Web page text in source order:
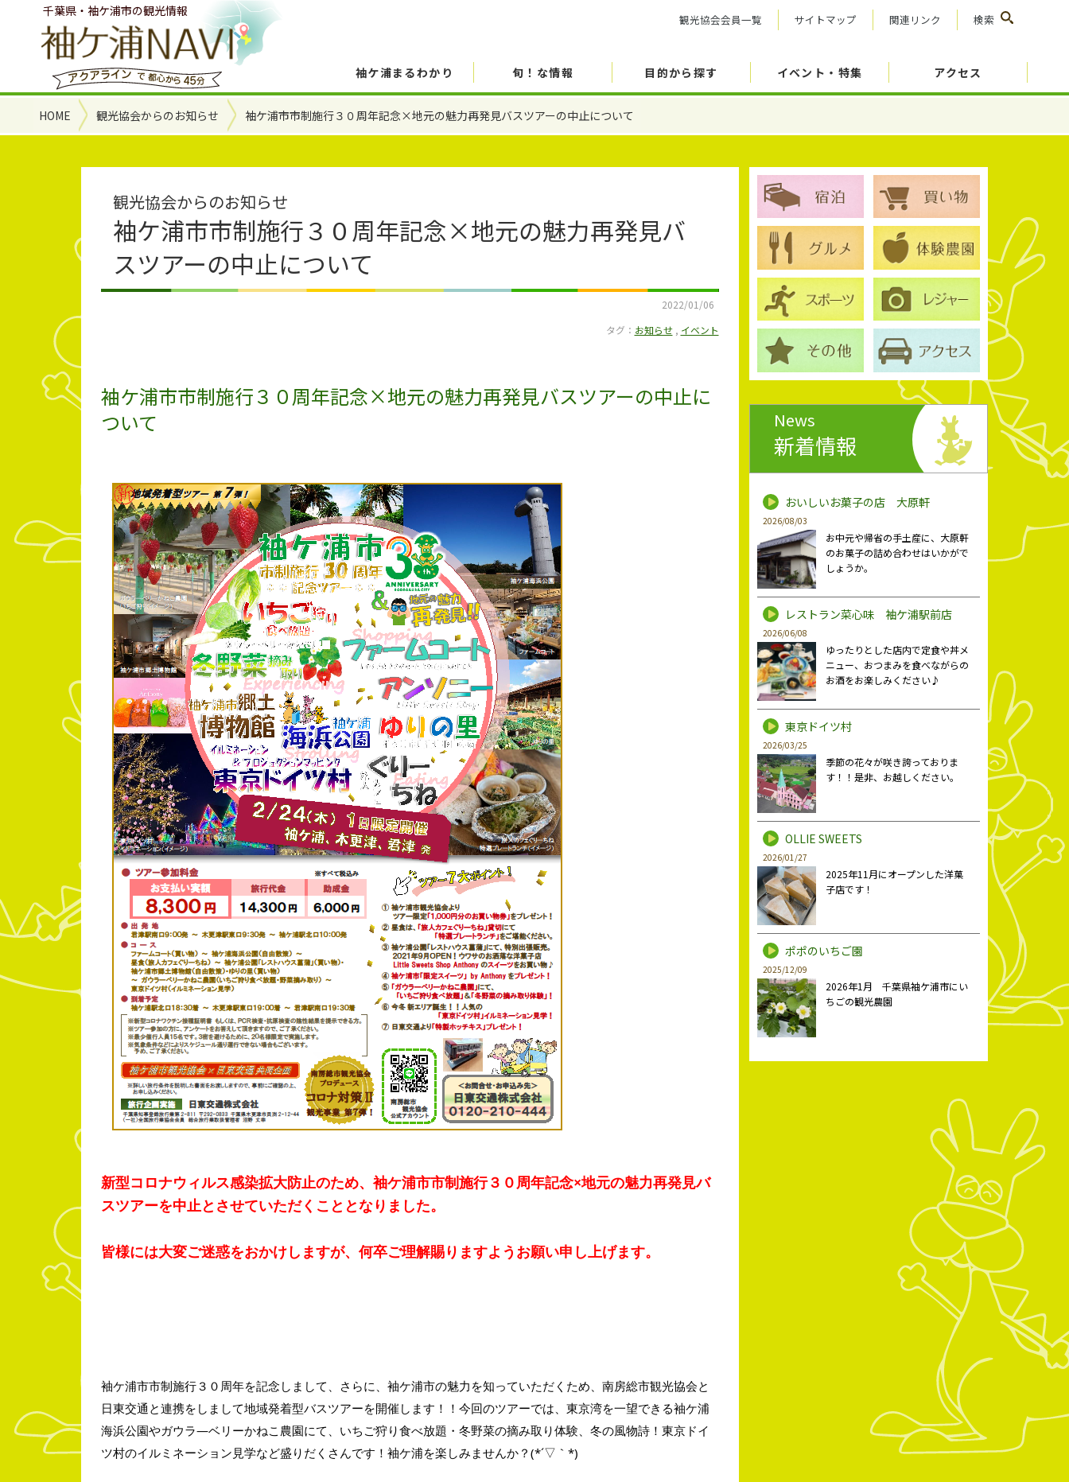
千葉県・袖ケ浦市の観光情報
観光協会会員一覧 サイトマップ 関連リンク 検索
袖ケ浦まるわかり 旬！な情報 目的から探す イベント・特集 アクセス
HOME 観光協会からのお知らせ 袖ケ浦市市制施行３０周年記念×地元の魅力再発見バスツアーの中止について
観光協会からのお知らせ
袖ケ浦市市制施行３０周年記念×地元の魅力再発見バ
スツアーの中止について
2022/01/06
タグ： お知らせ, イベント
袖ケ浦市市制施行３０周年記念×地元の魅力再発見バスツアーの中止に
ついて
新型コロナウィルス感染拡大防止のため、袖ケ浦市市制施行３０周年記念×地元の魅力再発見バ
スツアーを中止とさせていただくこととなりました。
皆様には大変ご迷惑をおかけしますが、何卒ご理解賜りますようお願い申し上げます。
袖ケ浦市市制施行３０周年を記念しまして、さらに、袖ケ浦市の魅力を知っていただくため、南房総市観光協会と
日東交通と連携をしまして地域発着型バスツアーを開催します！！ 今回のツアーでは、東京湾を一望できる袖ケ浦
海浜公園やガウラ―ベリーかねこ農園にて、いちご狩り食べ放題・冬野菜の摘み取り体験、冬の風物詩！東京ドイ
ツ村のイルミネーション見学など盛りだくさんです！ 袖ケ浦を楽しみませんか？(*´▽｀*)
News
新着情報
おいしいお菓子の店 大原軒
2026/08/03
お中元や帰省の手土産に、大原軒
のお菓子の詰め合わせはいかがで
しょうか。
レストラン菜心味 袖ケ浦駅前店
2026/06/08
ゆったりとした店内で定食や丼メ
ニュー、おつまみを食べながらの
お酒をお楽しみください♪
東京ドイツ村
2026/03/25
季節の花々が咲き誇っておりま
す！！是非、お越しください。
OLLIE SWEETS
2026/01/27
2025年11月にオープンした洋菓
子店です！
ポポのいちご園
2025/12/09
2026年1月 千葉県袖ケ浦市にい
ちごの観光農園